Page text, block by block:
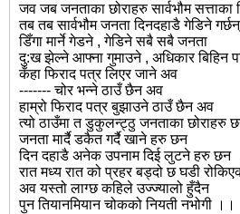
जव जब जनताका छोराहरु सार्वभौम सत्ताका
तब तब सार्वभौम जनता दिनदहाडै गेडिने गर्छन्
डिँगा मार्ने गेडने , गेडिने सबै सबै जनता
दु:ख झेल्ने आफ्ना गुमाउने , अधिकार बिहिन
कँहा फिराद पत्र लिएर जाने अव
------- चोर भन्ने ठाउँ छैन अव
हाम्रो फिराद पत्र बुझाउने ठाउँ छैन अव
त्यो ठाउँमा त डुकुलन्ट्ठु जनताका छोराहरु
जनता मार्दै डकैत गर्दै खाने हरु छन
दिन दहाडै अनेक उपनाम दिई लुटने हरु छन
रात मध्य रात को प्रहर बड्दो छ घडी
अव यस्तो लाग्छ कहिले उज्ज्यालो हुँदैन
पुन तियानमियान चोकको नियती नभोगी ।।